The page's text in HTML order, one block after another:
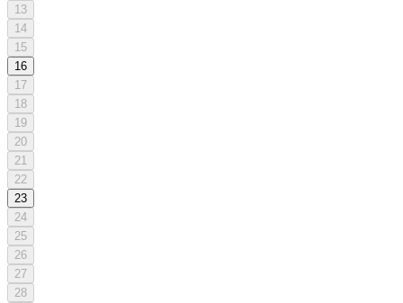
13
14
15
16
17
18
19
20
21
22
23
24
25
26
27
28